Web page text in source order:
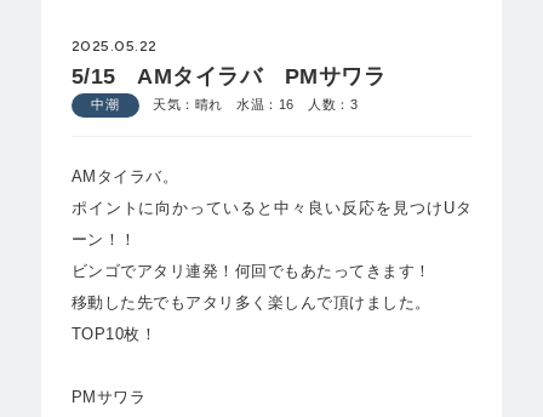
2025.05.22
5/15 AMタイラバ PMサワラ
中潮 天気：晴れ 水温：16 人数：3
AMタイラバ。
ポイントに向かっていると中々良い反応を見つけUタ
ーン！！
ビンゴでアタリ連発！何回でもあたってきます！
移動した先でもアタリ多く楽しんで頂けました。
TOP10枚！
PMサワラ